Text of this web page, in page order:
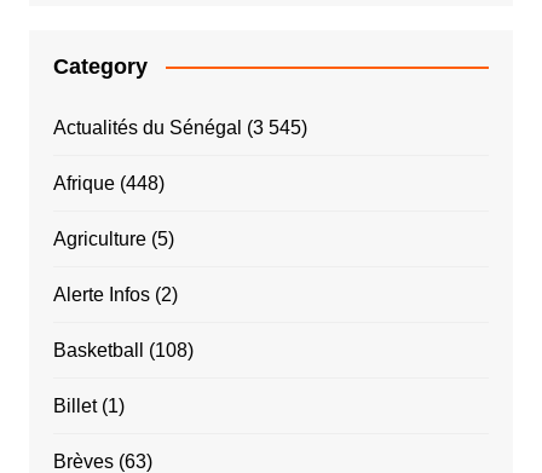
Category
Actualités du Sénégal (3 545)
Afrique(448)
Agriculture(5)
Alerte Infos(2)
Basketball (108)
Billet(1)
Brèves(63)